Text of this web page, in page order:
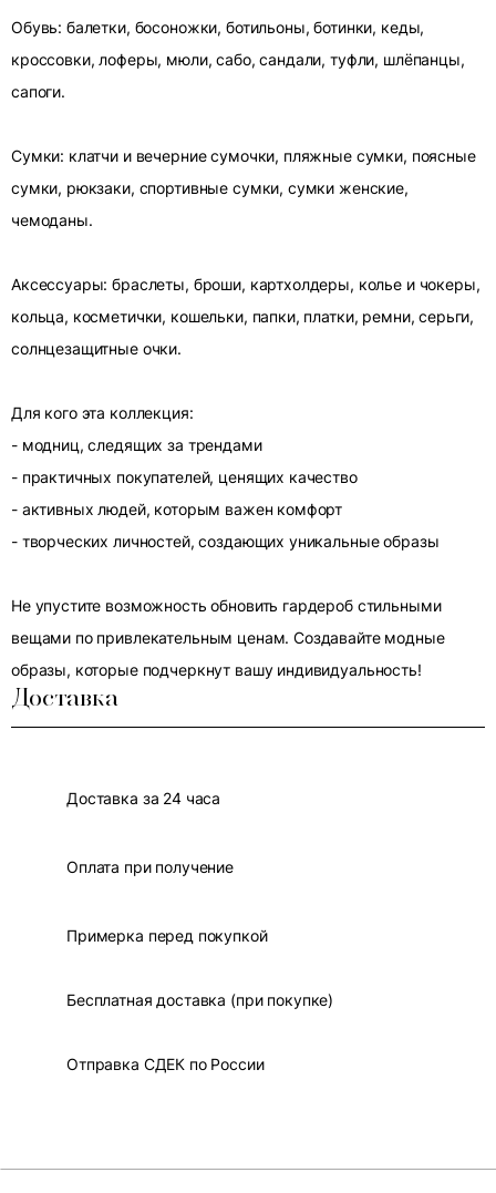
Обувь: балетки, босоножки, ботильоны, ботинки, кеды,
кроссовки, лоферы, мюли, сабо, сандали, туфли, шлёпанцы,
сапоги.
Сумки: клатчи и вечерние сумочки, пляжные сумки, поясные
сумки, рюкзаки, спортивные сумки, сумки женские,
чемоданы.
Аксессуары: браслеты, броши, картхолдеры, колье и чокеры,
кольца, косметички, кошельки, папки, платки, ремни, серьги,
солнцезащитные очки.
Для кого эта коллекция:
- модниц, следящих за трендами
- практичных покупателей, ценящих качество
- активных людей, которым важен комфорт
- творческих личностей, создающих уникальные образы
Не упустите возможность обновить гардероб стильными
вещами по привлекательным ценам. Создавайте модные
образы, которые подчеркнут вашу индивидуальность!
Доставка
Доставка за 24 часа
Оплата при получение
Примерка перед покупкой
Бесплатная доставка (при покупке)
Отправка СДЕК по России